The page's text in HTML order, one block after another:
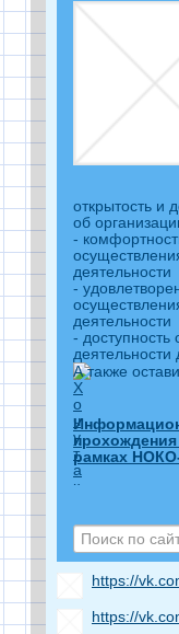
открытость и
об
-
деятельности
-
деятельности
- доступность
деятельности
А также
рамках
https://
https://